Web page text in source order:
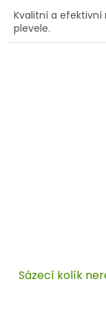
Kvalitní a
plevele.
Sázecí kolík